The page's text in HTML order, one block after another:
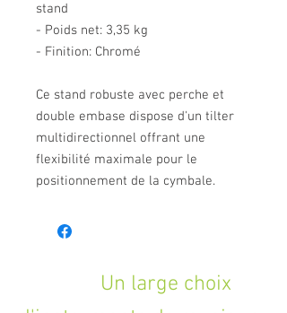
stand
- Poids net: 3,35 kg
- Finition: Chromé
Ce stand robuste avec perche et
double embase dispose d'un tilter
multidirectionnel offrant une
flexibilité maximale pour le
positionnement de la cymbale.
Un large choix